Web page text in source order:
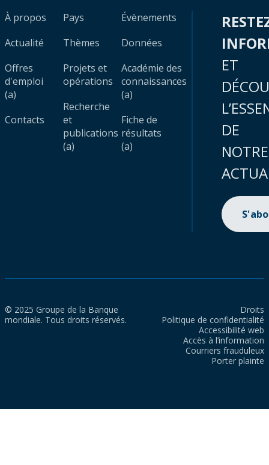
À propos
Actualité
Offres
d'emploi
(a)
Contacts
Pays
Thèmes
Projets et
opérations
Recherche
et
publications
(a)
Évènements
Données
Académie des
connaissances
(a)
Fiche de
résultats
(a)
ET
DE
NOTRE
© 2025 Groupe de la Banque
mondiale. Tous droits réservés.
Droits
Politique de confidentialité
Accessibilité web
Accès à l’information
Courriers frauduleux
Porter plainte